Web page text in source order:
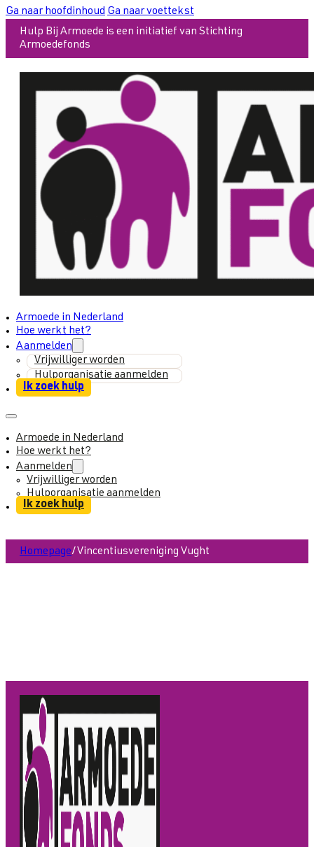
Ga naar hoofdinhoud Ga naar voettekst
Hulp Bij Armoede is een initiatief van Stichting
Armoedefonds
Armoede in Nederland
Hoe werkt het?
Aanmelden
Vrijwilliger worden
Hulporganisatie aanmelden
Ik zoek hulp
Armoede in Nederland
Hoe werkt het?
Aanmelden
Vrijwilliger worden
Hulporganisatie aanmelden
Ik zoek hulp
Homepage/ Vincentiusvereniging Vught